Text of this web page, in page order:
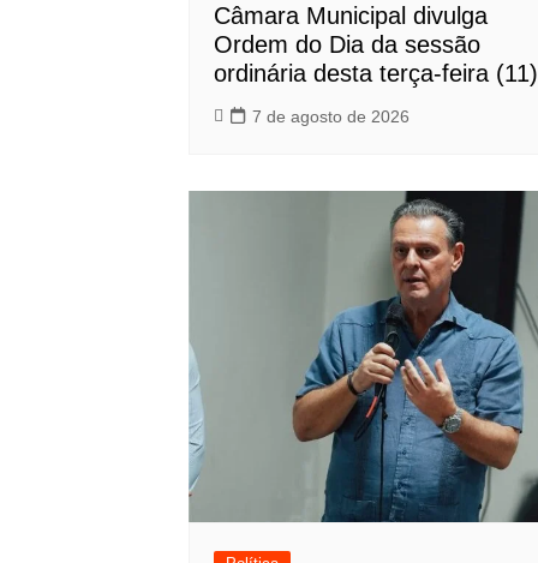
Câmara Municipal divulga
Ordem do Dia da sessão
ordinária desta terça-feira (11)
7 de agosto de 2026